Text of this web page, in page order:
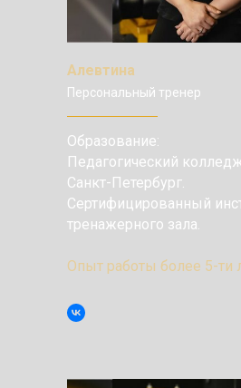
Алевтина
Персональный тренер
Образование:
Педагогический
Санкт-Петербург.
Сертифицированный
тренажерного зала.
Опыт работы более 5-ти